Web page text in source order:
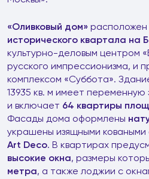
«Оливковый дом» расположен
исторического квартала на
культурно-деловым центром
русского импрессионизма, и
комплексом «Суббота».
13935 кв. м имеет
и включает 64 квартиры
Фасады дома оформлены
украшены изящными
Art Deco. В квартирах
высокие окна, размеры
метра, а также лоджии с